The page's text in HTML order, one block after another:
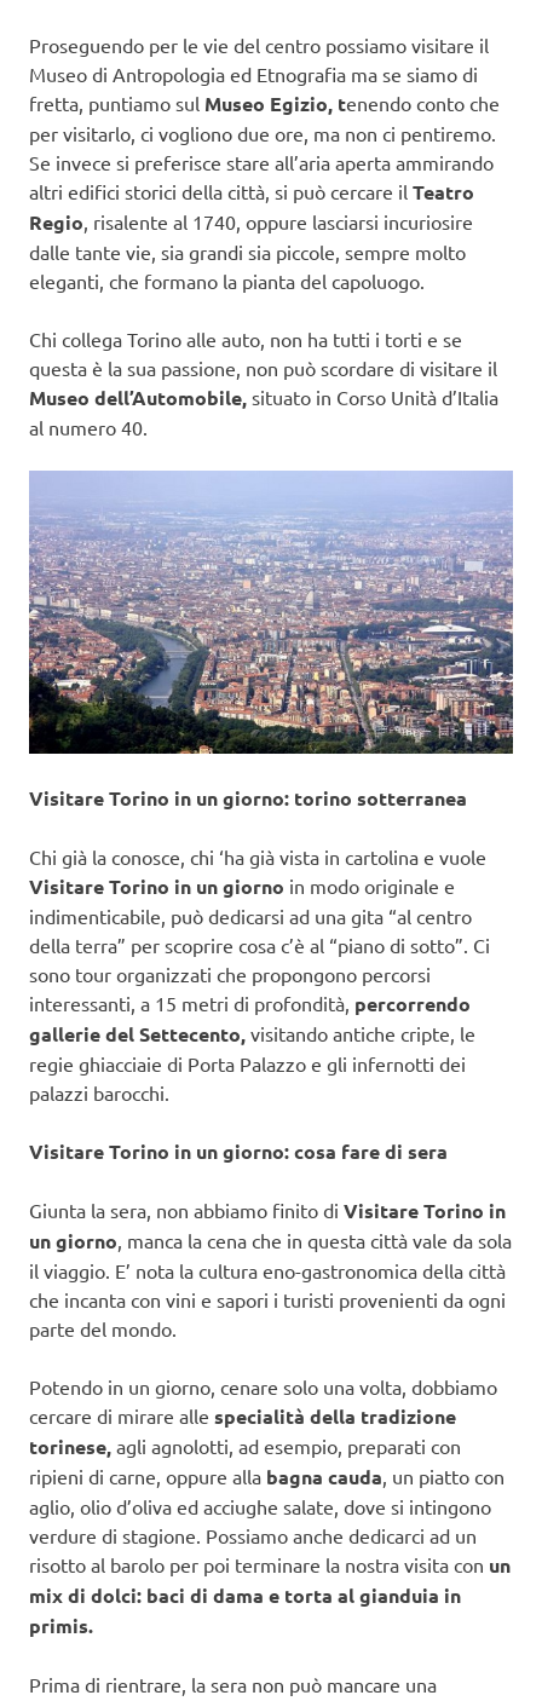
Proseguendo per le vie del centro possiamo visitare il
Museo di Antropologia ed Etnografia ma se siamo di
fretta, puntiamo sul Museo Egizio, tenendo conto che
per visitarlo, ci vogliono due ore, ma non ci pentiremo.
Se invece si preferisce stare all’aria aperta ammirando
altri edifici storici della città, si può cercare il Teatro
Regio , risalente al 1740, oppure lasciarsi incuriosire
dalle tante vie, sia grandi sia piccole, sempre molto
eleganti, che formano la pianta del capoluogo.
Chi collega Torino alle auto, non ha tutti i torti e se
questa è la sua passione, non può scordare di visitare il
Museo dell’Automobile, situato in Corso Unità d’Italia
al numero 40.
Visitare Torino in un giorno: torino sotterranea
Chi già la conosce, chi ‘ha già vista in cartolina e vuole
Visitare Torino in un giorno in modo originale e
indimenticabile, può dedicarsi ad una gita “al centro
della terra” per scoprire cosa c’è al “piano di sotto”. Ci
sono tour organizzati che propongono percorsi
interessanti, a 15 metri di profondità, percorrendo
gallerie del Settecento, visitando antiche cripte, le
regie ghiacciaie di Porta Palazzo e gli infernotti dei
palazzi barocchi.
Visitare Torino in un giorno: cosa fare di sera
Giunta la sera, non abbiamo finito di Visitare Torino in
un giorno , manca la cena che in questa città vale da sola
il viaggio. E’ nota la cultura eno-gastronomica della città
che incanta con vini e sapori i turisti provenienti da ogni
parte del mondo.
Potendo in un giorno, cenare solo una volta, dobbiamo
cercare di mirare alle specialità della tradizione
torinese, agli agnolotti, ad esempio, preparati con
ripieni di carne, oppure alla bagna cauda , un piatto con
aglio, olio d’oliva ed acciughe salate, dove si intingono
verdure di stagione. Possiamo anche dedicarci ad un
risotto al barolo per poi terminare la nostra visita con un
mix di dolci: baci di dama e torta al gianduia in
primis.
Prima di rientrare, la sera non può mancare una